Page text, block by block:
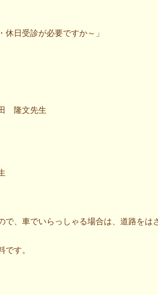
日受診が必要ですか～」
隆文先生
、車でいらっしゃる場合は、道路をは
す。